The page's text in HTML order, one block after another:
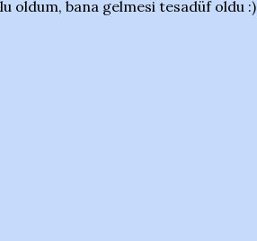
oldum, bana gelmesi tesadüf oldu :)